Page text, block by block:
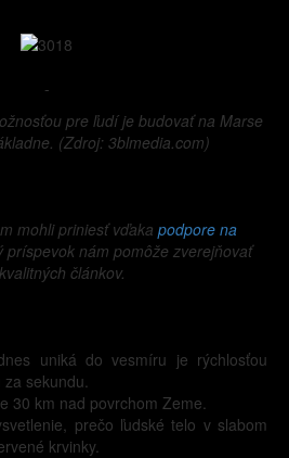
-
pre ľudí je budovať na Marse
(Zdroj: 3blmedia.com)
mohli priniesť vďaka podpore na
príspevok nám pomôže zverejňovať
článkov.
uniká do vesmíru je rýchlosťou
sekundu.
30 km nad povrchom Zeme.
prečo ľudské telo v slabom
krvinky.